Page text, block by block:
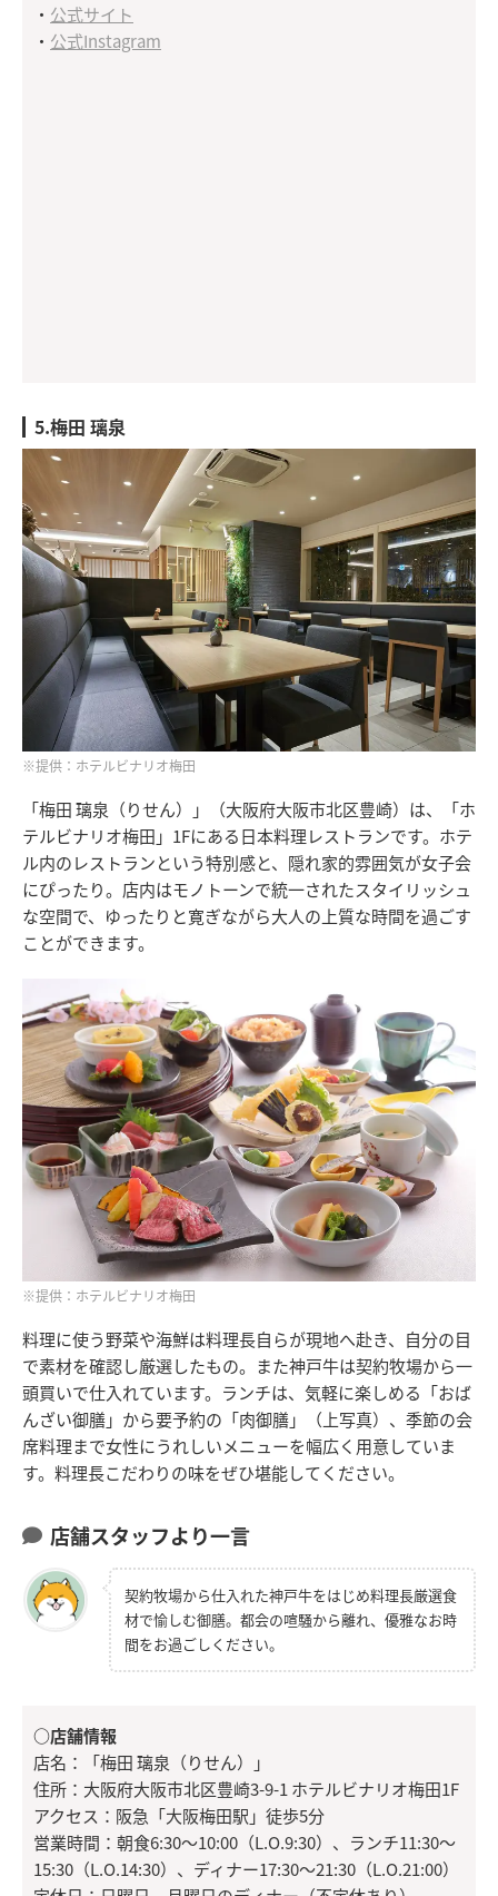
・ 公式サイト
・ 公式Instagram
5.梅田 璃泉
※提供：ホテルビナリオ梅田
「梅田 璃泉（りせん）」（大阪府大阪市北区豊崎）は、「ホ
テルビナリオ梅田」1Fにある日本料理レストランです。ホテ
ル内のレストランという特別感と、隠れ家的雰囲気が女子会
にぴったり。店内はモノトーンで統一されたスタイリッシュ
な空間で、ゆったりと寛ぎながら大人の上質な時間を過ごす
ことができます。
※提供：ホテルビナリオ梅田
料理に使う野菜や海鮮は料理長自らが現地へ赴き、自分の目
で素材を確認し厳選したもの。また神戸牛は契約牧場から一
頭買いで仕入れています。ランチは、気軽に楽しめる「おば
んざい御膳」から要予約の「肉御膳」（上写真）、季節の会
席料理まで女性にうれしいメニューを幅広く用意していま
す。料理長こだわりの味をぜひ堪能してください。
店舗スタッフより一言
契約牧場から仕入れた神戸牛をはじめ料理長厳選食
材で愉しむ御膳。都会の喧騒から離れ、優雅なお時
間をお過ごしください。
○店舗情報
店名：「梅田 璃泉（りせん）」
住所：大阪府大阪市北区豊崎3-9-1 ホテルビナリオ梅田1F
アクセス：阪急「大阪梅田駅」徒歩5分
営業時間：朝食6:30～10:00（L.O.9:30）、ランチ11:30～
15:30（L.O.14:30）、ディナー17:30～21:30（L.O.21:00）